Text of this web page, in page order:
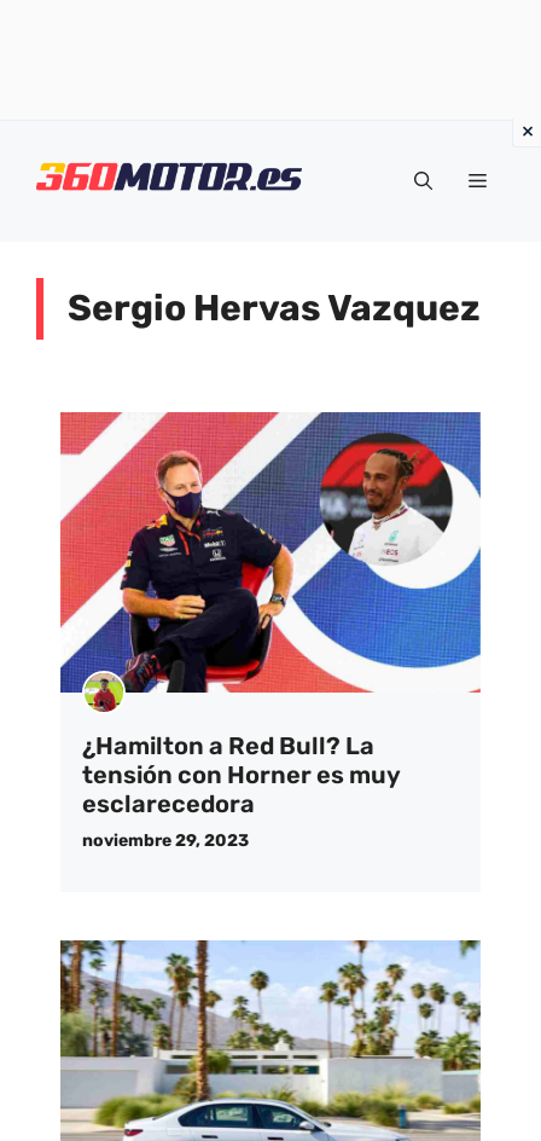
Menú
Sergio Hervas Vazquez
¿Hamilton a Red Bull? La
tensión con Horner es muy
esclarecedora
noviembre 29, 2023